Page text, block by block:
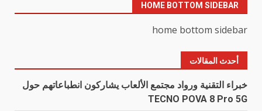
HOME BOTTOM SIDEBAR
home bottom sidebar
أحدث المقالات
خبراء التقنية ورواد مجتمع الألعاب يشاركون انطباعاتهم حول
TECNO POVA 8 Pro 5G